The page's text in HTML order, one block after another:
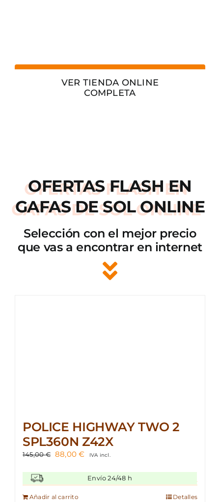
VER TIENDA ONLINE
COMPLETA
OFERTAS FLASH EN
GAFAS DE SOL ONLINE
Selección con el mejor precio
que vas a encontrar en internet
POLICE HIGHWAY TWO 2
SPL360N Z42X
145,00€ El
original
era:
145,00 €.
88,00€ El
actual
es:
IVA incl.
Envío 24/48 h
Añadir al carrito Detalles